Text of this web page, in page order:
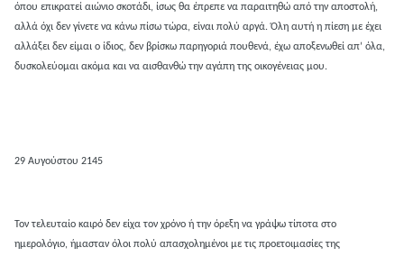
όπου επικρατεί αιώνιο σκοτάδι, ίσως θα έπρεπε να παραιτηθώ από την αποστολή,
αλλά όχι δεν γίνετε να κάνω πίσω τώρα, είναι πολύ αργά. Όλη αυτή η πίεση με έχει
αλλάξει δεν είμαι ο ίδιος, δεν βρίσκω παρηγοριά πουθενά, έχω αποξενωθεί απ’ όλα,
δυσκολεύομαι ακόμα και να αισθανθώ την αγάπη της οικογένειας μου.
29 Αυγούστου 2145
Τον τελευταίο καιρό δεν είχα τον χρόνο ή την όρεξη να γράψω τίποτα στο
ημερολόγιο, ήμασταν όλοι πολύ απασχολημένοι με τις προετοιμασίες της